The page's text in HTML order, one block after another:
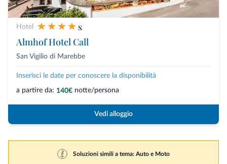
Hotel
s
Almhof Hotel Call
San Vigilio di Marebbe
Inserisci le date per conoscere la disponibilità
a partire da: 140€ notte/persona
Vedi alloggio
Soluzioni simili a tema: Auto e Moto